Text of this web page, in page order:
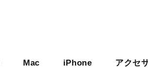
Mac iPhone アクセ